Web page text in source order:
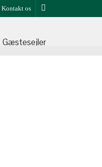
Kontakt os
Gæstesejler